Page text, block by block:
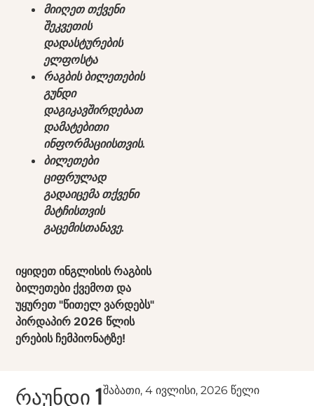
მიიღეთ თქვენი
შეკვეთის
დადასტურების
ელფოსტა
რაგბის ბილეთების
გუნდი
დაგიკავშირდებათ
დამატებითი
ინფორმაციისთვის.
ბილეთები
ციფრულად
გადაიცემა თქვენი
მატჩისთვის
გაცემისთანავე.
იყიდეთ ინგლისის რაგბის
ბილეთები ქვემოთ და
უყურეთ "წითელ ვარდებს"
პირდაპირ 2026 წლის
ერების ჩემპიონატზე!
რაუნდი 1შაბათი, 4 ივლისი, 2026 წელი